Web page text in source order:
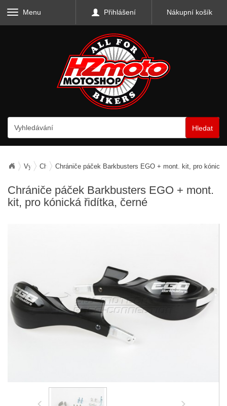
Menu Přihlášení Nákupní košík
Hledat
Vybavení motocyklu
Chrániče rukou / páček
Chrániče páček Barkbusters EGO + mont. kit, pro
Chrániče páček Barkbusters EGO + mont.
kit, pro kónická řidítka, černé